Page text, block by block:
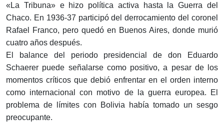
«La Tribuna» e hizo política activa hasta la Guerra del
Chaco. En 1936-37 participó del derrocamiento del coronel
Rafael Franco, pero quedó en Buenos Aires, donde murió
cuatro años después.
El balance del periodo presidencial de don Eduardo
Schaerer puede señalarse como positivo, a pesar de los
momentos críticos que debió enfrentar en el orden interno
como internacional con motivo de la guerra europea. El
problema de límites con Bolivia había tomado un sesgo
preocupante.